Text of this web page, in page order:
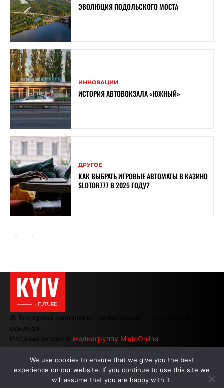
ЭВОЛЮЦИЯ ПОДОЛЬСКОГО МОСТА
ИННОВАЦИИ
ИСТОРИЯ АВТОВОКЗАЛА «ЮЖНЫЙ»
ДРУГОЕ
КАК ВЫБРАТЬ ИГРОВЫЕ АВТОМАТЫ В КАЗИНО
SLOTOR777 В 2025 ГОДУ?
KYIV
———→ FUTURE
© Все права защищены. Цитирование — с активной
ссылкой.
Издание входит в медиагруппу MistoOnline
АВТОРЫ | РЕКЛАМА НА САЙТЕ
We use cookies to ensure that we give you the best
experience on our website. If you continue to use this site we
will assume that you are happy with it.